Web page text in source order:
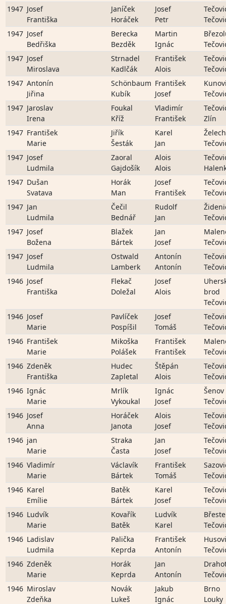
1947 Josef
Františka
Janíček
Horáček
Josef
Petr
1947 Josef
Bedřiška
Berecka
Bezděk
Martin
Ignác
1947 Josef
Miroslava
Strnadel
Kadlčák
František
Alois
1947 Antonín
Jiřina
Schönbaum
Kubík
František
Josef
1947 Jaroslav
Irena
Foukal
Kříž
Vladimír
František
Zlín
1947 František
Marie
Jiřík
Šesták
Karel
Jan
1947 Josef
Ludmila
Zaoral
Gajdošík
Alois
Alois
1947 Dušan
Svatava
Horák
Man
Josef
František
1947 Jan
Ludmila
Čečil
Bednář
Rudolf
Jan
1947 Josef
Božena
Blažek
Bártek
Jan
Josef
1947 Josef
Ludmila
Ostwald
Lamberk
Antonín
Antonín
1946 Josef
Františka
Flekač
Doležal
Josef
Alois
brod
1946 Josef
Marie
Pavlíček
Pospíšil
Josef
Tomáš
1946 František
Marie
Mikoška
Polášek
František
František
1946 Zdeněk
Františka
Hudec
Zapletal
Štěpán
Alois
1946 Ignác
Marie
Mrlík
Vykoukal
Ignác
Josef
Šenov
1946 Josef
Anna
Horáček
Janota
Alois
Josef
1946 jan
Marie
Straka
Časta
Jan
Josef
1946 Vladimír
Marie
Václavík
Bártek
František
Tomáš
1946 Karel
Emílie
Batěk
Bártek
Karel
Josef
1946 Ludvík
Marie
Kovařík
Batěk
Ludvík
Karel
1946 Ladislav
Ludmila
Palička
Keprda
František
Antonín
1946 Zdeněk
Marie
Horák
Keprda
Jan
Antonín
1946 Miroslav
Zdeňka
Novák
Lukeš
Jakub
Ignác
Brno
Louky